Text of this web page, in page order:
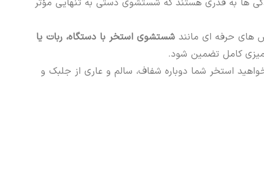
ها به قدری هستند که شستشوی دستی به تنهایی مؤثر
های حرفه ای مانند شستشوی استخر با دستگاه، ربات یا
کامل تضمین شود.
استخر شما دوباره شفاف، سالم و عاری از جلبک و